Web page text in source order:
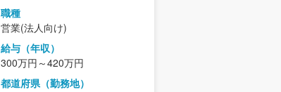
職種
営業(法人向け)
給与（年収）
300万円～420万円
都道府県（勤務地）